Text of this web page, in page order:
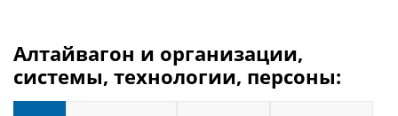
Алтайвагон и организации,
системы, технологии, персоны: